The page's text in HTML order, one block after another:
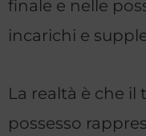
finale e nelle
incarichi e
La realtà è che
possesso